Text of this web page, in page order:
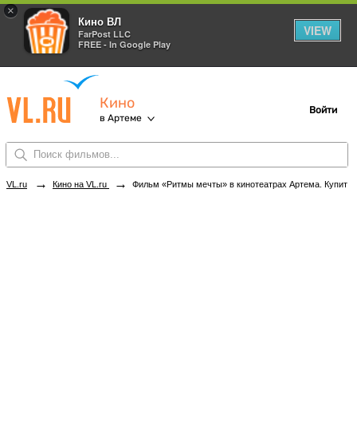
×
Кино ВЛ
FarPost LLC
FREE - In Google Play
VIEW
Кино
в Артеме
Войти
VL.ru → Кино на VL.ru → Фильм «Ритмы мечты» в кинотеатрах Артема. Купить билеты!